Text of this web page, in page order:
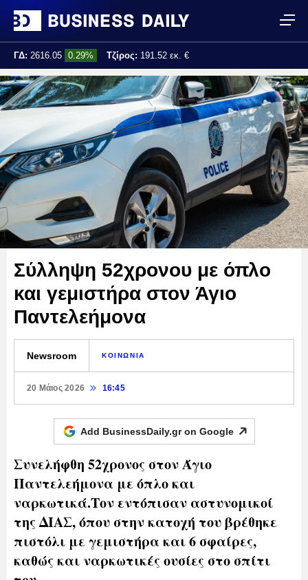
ΓΔ: 2616.05 0.29% Τζίρος: 191.52 εκ. €
Τελ. ενημέρωση: 17:00:35
Σύλληψη 52χρονου με όπλο
και γεμιστήρα στον Άγιο
Παντελεήμονα
Newsroom ΚΟΙΝΩΝΙΑ
20 Μάιος 2026 16:45
Add BusinessDaily.gr on Google
Συνελήφθη 52χρονος στον Άγιο
Παντελεήμονα με όπλο και
ναρκωτικά.Τον εντόπισαν αστυνομικοί
της ΔΙΑΣ, όπου στην κατοχή του βρέθηκε
πιστόλι με γεμιστήρα και 6 σφαίρες,
καθώς και ναρκωτικές ουσίες στο σπίτι